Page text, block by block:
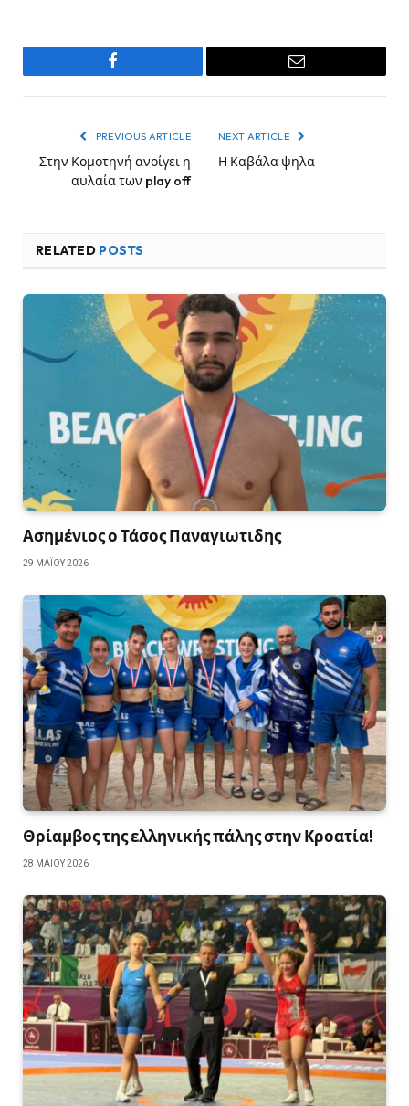
Facebook Email
PREVIOUS ARTICLE
Στην Κομοτηνή ανοίγει η
αυλαία των play off
NEXT ARTICLE
Η Καβάλα ψηλα
RELATED POSTS
Ασημένιος ο Τάσος Παναγιωτιδης
29 ΜΑΪ́ΟΥ 2026
Θρίαμβος της ελληνικής πάλης στην Κροατία!
28 ΜΑΪ́ΟΥ 2026